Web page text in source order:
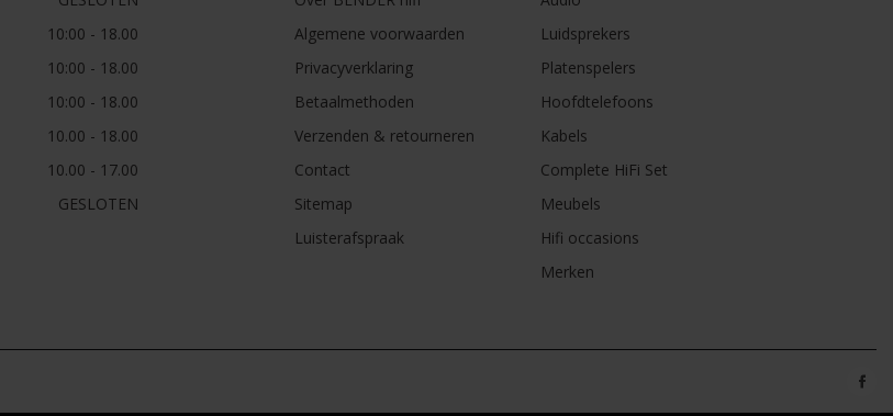
10:00 - 18.00
10:00 - 18.00
10:00 - 18.00
10.00 - 18.00
10.00 - 17.00
GESLOTEN
Algemene voorwaarden
Privacyverklaring
Betaalmethoden
Verzenden & retourneren
Contact
Sitemap
Luisterafspraak
Luidsprekers
Platenspelers
Hoofdtelefoons
Kabels
Complete HiFi Set
Meubels
Hifi occasions
Merken